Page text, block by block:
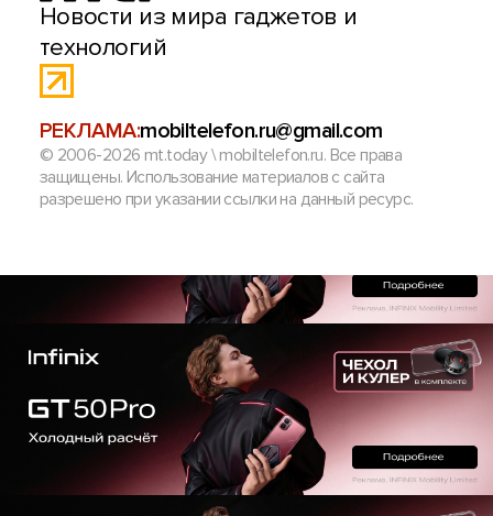
Новости из мира гаджетов и
технологий
РЕКЛАМА:mobiltelefon.ru@gmail.com
© 2006-2026 mt.today \ mobiltelefon.ru. Все права
защищены. Использование материалов с сайта
разрешено при указании ссылки на данный ресурс.